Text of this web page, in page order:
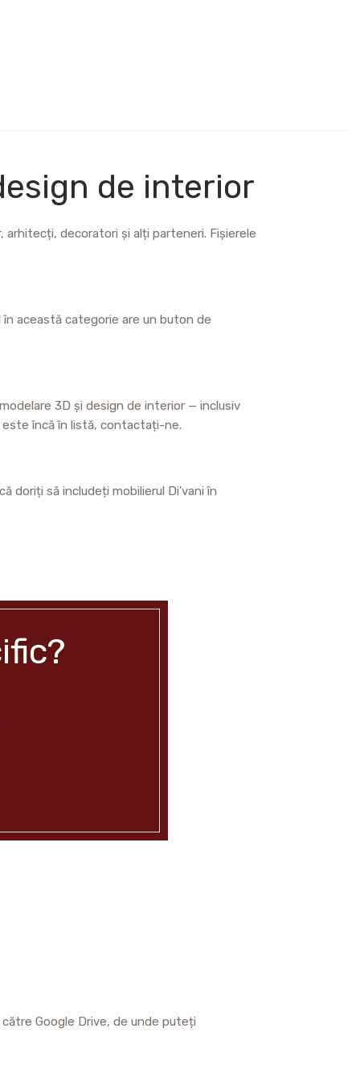
de interior
decoratori și alți parteneri. Fișierele
această categorie are un buton de
3D și design de interior — inclusiv
este încă în listă, contactați-ne.
doriți să includeți mobilierul Di'vani în
Google Drive, de unde puteți